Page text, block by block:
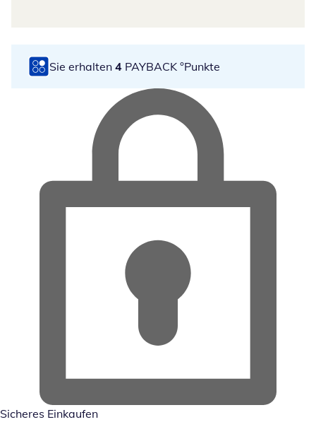
Sie erhalten 4 PAYBACK °Punkte
Sicheres Einkaufen